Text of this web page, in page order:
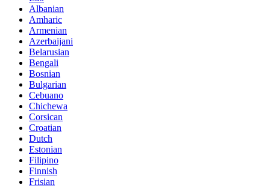
Albanian
Amharic
Armenian
Azerbaijani
Belarusian
Bengali
Bosnian
Bulgarian
Cebuano
Chichewa
Corsican
Croatian
Dutch
Estonian
Filipino
Finnish
Frisian